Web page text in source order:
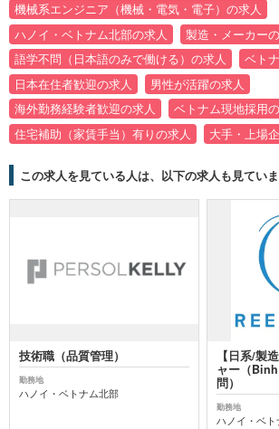
機械系エンジニア（機械・電気・電子）の求人
ハノイ・ベトナム北部の求人
製造・メーカー
語学不問（日本語のみで働ける）の求人
ベト
日本在住者歓迎の求人
男性が活躍の求人
海外勤務経験者歓迎の求人
ベトナム現地採用
住宅補助（家賃手当）有りの求人
大手・上場
この求人を見ている人は、以下の求人も見てい
技術職（品質管理）
勤務地
ハノイ・ベトナム北部
【日系/製
ャー（
問）
勤務地
ハノイ・ベ